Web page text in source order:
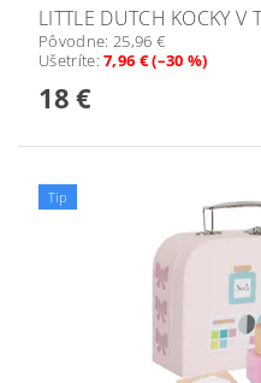
LITTLE DUTCH KOCKY V
Pôvodne: 25,96 €
Ušetríte:7,96 € (–30 %)
18 €
Tip